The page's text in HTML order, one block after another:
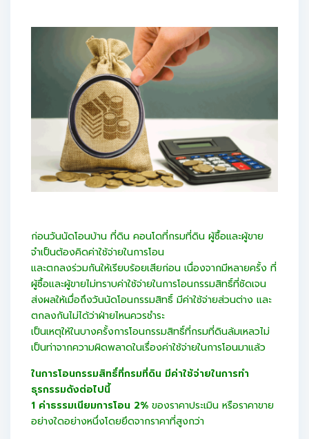
ก่อนวันนัดโอนบ้าน ที่ดิน คอนโดที่กรมที่ดิน ผู้ซื้อและผู้ขาย
จำเป็นต้องคิดค่าใช้จ่ายในการโอน
และตกลงร่วมกันให้เรียบร้อยเสียก่อน เนื่องจากมีหลายครั้ง ที่
ผู้ซื้อและผู้ขายไม่ทราบค่าใช้จ่ายในการโอนกรรมสิทธิ์ที่ชัดเจน
ส่งผลให้เมื่อถึงวันนัดโอนกรรมสิทธิ์ มีค่าใช้จ่ายส่วนต่าง และ
ตกลงกันไม่ได้ว่าฝ่ายไหนควรชำระ
เป็นเหตุให้ในบางครั้งการโอนกรรมสิทธิ์ที่กรมที่ดินล้มเหลวไม่
เป็นท่าจากความผิดพลาดในเรื่องค่าใช้จ่ายในการโอนมาแล้ว
ในการโอนกรรมสิทธิ์ที่กรมที่ดิน มีค่าใช้จ่ายในการทำ
ธุรกรรมดังต่อไปนี้
1 ค่าธรรมเนียมการโอน 2% ของราคาประเมิน หรือราคาขาย
อย่างใดอย่างหนึ่งโดยยึดจากราคาที่สูงกว่า